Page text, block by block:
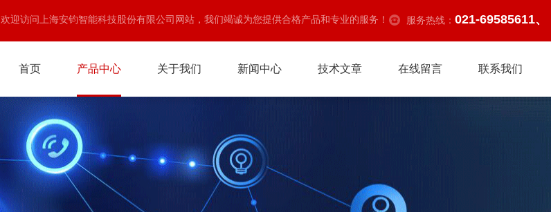
欢迎访问上海安钧智能科技股份有限公司网站，我们竭诚为您提供合格产品和专业的服务！ 服务热线： 021-69585611、
首页 产品中心 关于我们 新闻中心 技术文章 在线留言 联系我们